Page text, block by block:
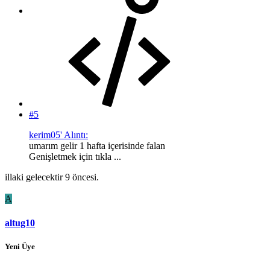
#5
kerim05' Alıntı:
umarım gelir 1 hafta içerisinde falan
Genişletmek için tıkla ...
illaki gelecektir 9 öncesi.
A
altug10
Yeni Üye